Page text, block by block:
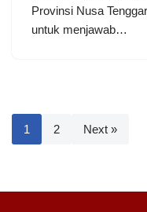
Provinsi Nusa
untuk menjawab…
1 2 Next »